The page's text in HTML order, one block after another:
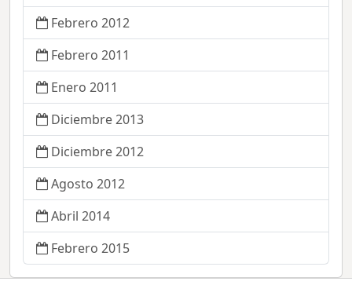
Febrero 2012
Febrero 2011
Enero 2011
Diciembre 2013
Diciembre 2012
Agosto 2012
Abril 2014
Febrero 2015